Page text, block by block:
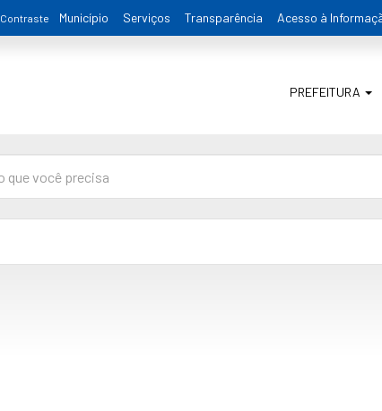
Contraste Município Serviços Transparência Acesso à
PREFEITURA